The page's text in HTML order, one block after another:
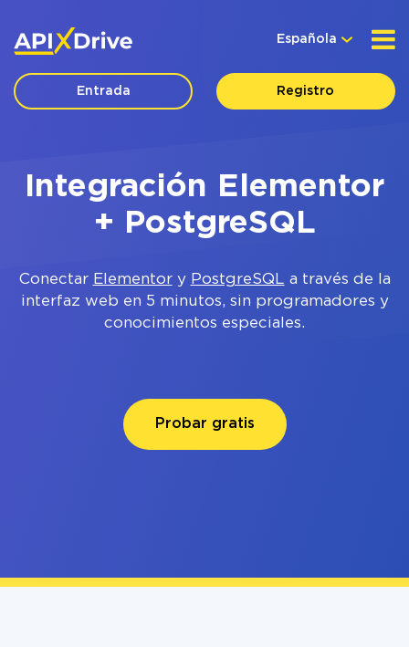
Española
Entrada Registro
Integración Elementor
+ PostgreSQL
Conectar Elementory PostgreSQL a través de la
interfaz web en 5 minutos, sin programadores y
conocimientos especiales.
Probar gratis